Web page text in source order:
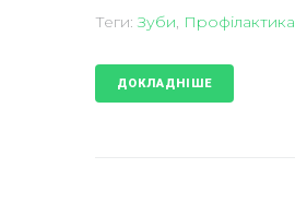
Теги:Зуби, Профілактика
ДОКЛАДНІШЕ